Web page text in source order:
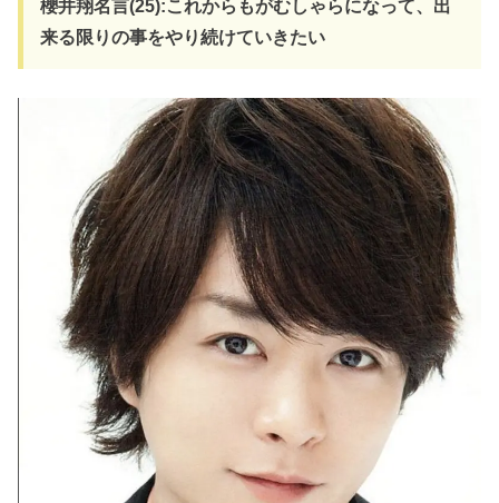
櫻井翔名言(25):これからもがむしゃらになって、出
来る限りの事をやり続けていきたい